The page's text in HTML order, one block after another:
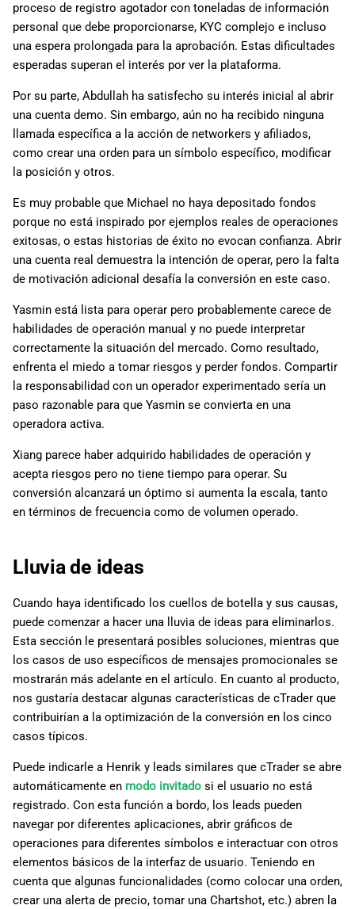
proceso de registro agotador con toneladas de información
personal que debe proporcionarse, KYC complejo e incluso
una espera prolongada para la aprobación. Estas dificultades
esperadas superan el interés por ver la plataforma.
Por su parte, Abdullah ha satisfecho su interés inicial al abrir
una cuenta demo. Sin embargo, aún no ha recibido ninguna
llamada específica a la acción de networkers y afiliados,
como crear una orden para un símbolo específico, modificar
la posición y otros.
Es muy probable que Michael no haya depositado fondos
porque no está inspirado por ejemplos reales de operaciones
exitosas, o estas historias de éxito no evocan confianza. Abrir
una cuenta real demuestra la intención de operar, pero la falta
de motivación adicional desafía la conversión en este caso.
Yasmin está lista para operar pero probablemente carece de
habilidades de operación manual y no puede interpretar
correctamente la situación del mercado. Como resultado,
enfrenta el miedo a tomar riesgos y perder fondos. Compartir
la responsabilidad con un operador experimentado sería un
paso razonable para que Yasmin se convierta en una
operadora activa.
Xiang parece haber adquirido habilidades de operación y
acepta riesgos pero no tiene tiempo para operar. Su
conversión alcanzará un óptimo si aumenta la escala, tanto
en términos de frecuencia como de volumen operado.
Lluvia de ideas
Cuando haya identificado los cuellos de botella y sus causas,
puede comenzar a hacer una lluvia de ideas para eliminarlos.
Esta sección le presentará posibles soluciones, mientras que
los casos de uso específicos de mensajes promocionales se
mostrarán más adelante en el artículo. En cuanto al producto,
nos gustaría destacar algunas características de cTrader que
contribuirían a la optimización de la conversión en los cinco
casos típicos.
Puede indicarle a Henrik y leads similares que cTrader se abre
automáticamente en modo invitado si el usuario no está
registrado. Con esta función a bordo, los leads pueden
navegar por diferentes aplicaciones, abrir gráficos de
operaciones para diferentes símbolos e interactuar con otros
elementos básicos de la interfaz de usuario. Teniendo en
cuenta que algunas funcionalidades (como colocar una orden,
crear una alerta de precio, tomar una Chartshot, etc.) abren la